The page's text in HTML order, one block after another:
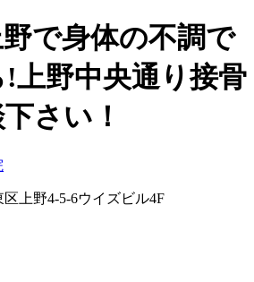
で身体の不調で
上野中央通り接骨
さい！
区上野4-5-6ウイズビル4F